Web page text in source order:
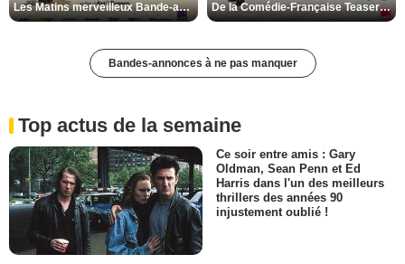
Les Matins merveilleux Bande-annonce VF De la Comédie-Française Teaser VF
Bandes-annonces à ne pas manquer
Top actus de la semaine
Ce soir entre amis : Gary
Oldman, Sean Penn et Ed
Harris dans l'un des meilleurs
thrillers des années 90
injustement oublié !